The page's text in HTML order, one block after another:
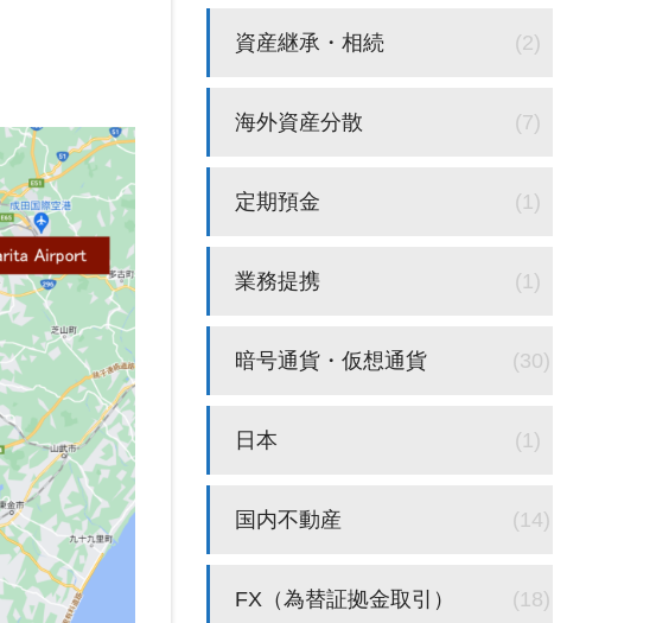
資産継承・相続 (2)
海外資産分散 (7)
定期預金 (1)
業務提携 (1)
暗号通貨・仮想通貨 (30)
日本 (1)
国内不動産 (14)
FX（為替証拠金取引） (18)